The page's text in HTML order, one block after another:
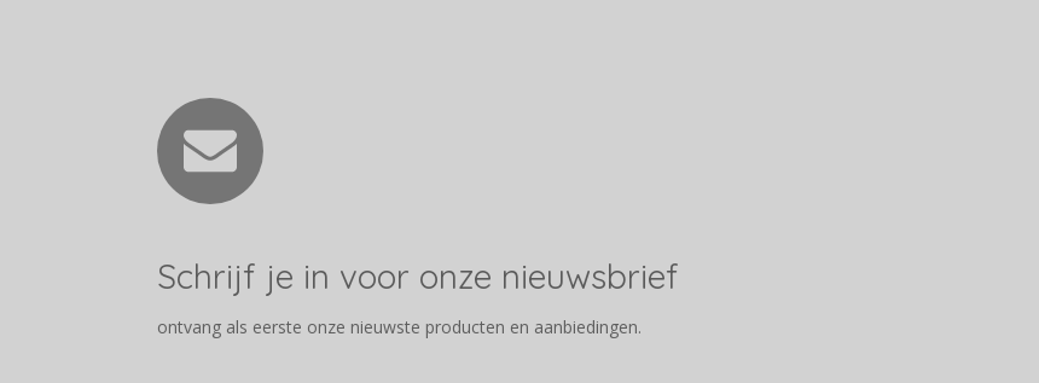
Schrijf je in voor onze nieuwsbrief
ontvang als eerste onze nieuwste producten en aanbiedingen.